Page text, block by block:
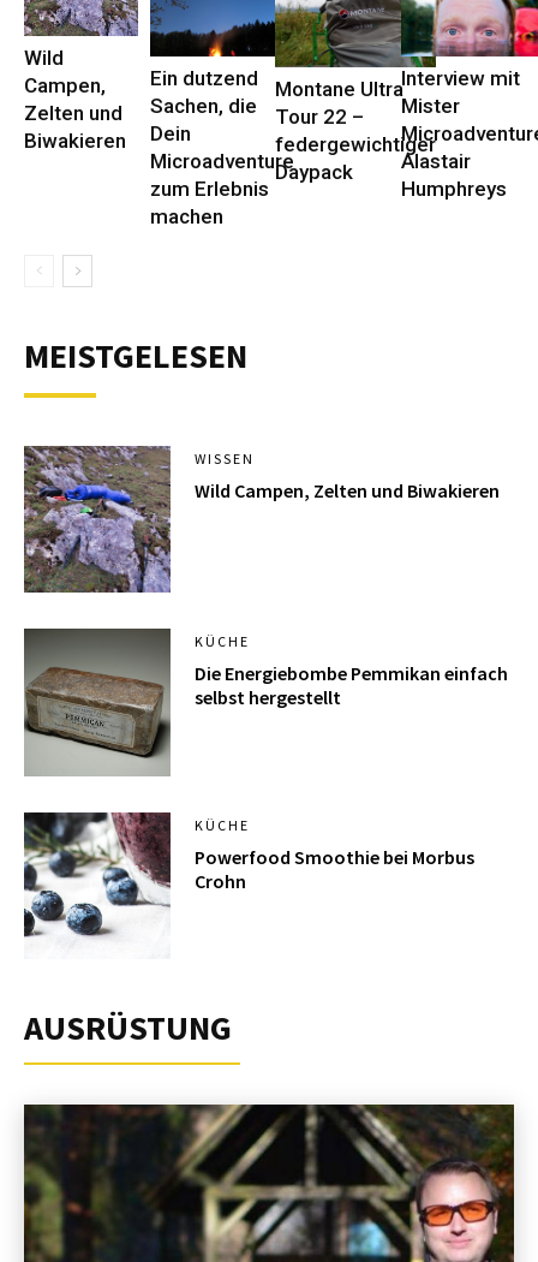
Wild
Campen,
Zelten und
Biwakieren
Ein dutzend
Sachen, die
Dein
Microadventure
zum Erlebnis
machen
Montane Ultra
Tour 22 –
federgewichtiger
Daypack
Interview mit
Mister
Alastair
Humphreys
MEISTGELESEN
WISSEN
Wild Campen, Zelten und Biwakieren
KÜCHE
Die Energiebombe Pemmikan einfach
selbst hergestellt
KÜCHE
Powerfood Smoothie bei Morbus
Crohn
AUSRÜSTUNG